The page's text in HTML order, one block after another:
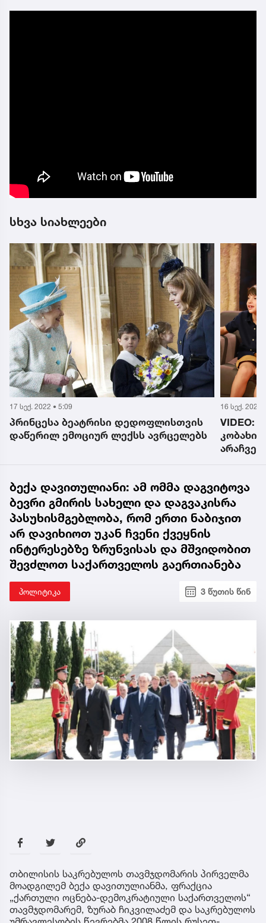
სხვა სიახლეები
16 სექ. 2022 • 21:20
VIDEO: ირაკლი, გეგა და ნიკო
კობახიძეები - მამისა და შვილების
3 აგვ. 2022 •
პირად
ბექა დავითულიანი: ამ ომმა დაგვიტოვა
ბევრი გმირის სახელი და დაგვაკისრა
პასუხისმგებლობა, რომ ერთი ნაბიჯით
არ დავიხიოთ უკან ჩვენი ქვეყნის
ინტერესებზე ზრუნვისას და მშვიდობით
შევძლოთ საქართველოს გაერთიანება
პოლიტიკა 3 წუთის წინ
თბილისის საკრებულოს თავმჯდომარის პირველმა
მოადგილემ ბექა დავითულიანმა, ფრაქცია
„ქართული ოცნება-დემოკრატიული საქართველოს“
თავმჯდომარემ, ზურაბ ჩიკვილაძემ და საკრებულოს